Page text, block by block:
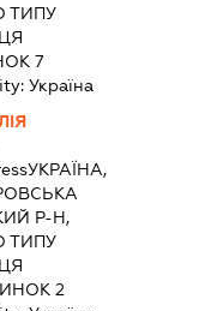
ТИПУ
7
Україна
УКРАЇНА,
Р-Н,
ТИПУ
2